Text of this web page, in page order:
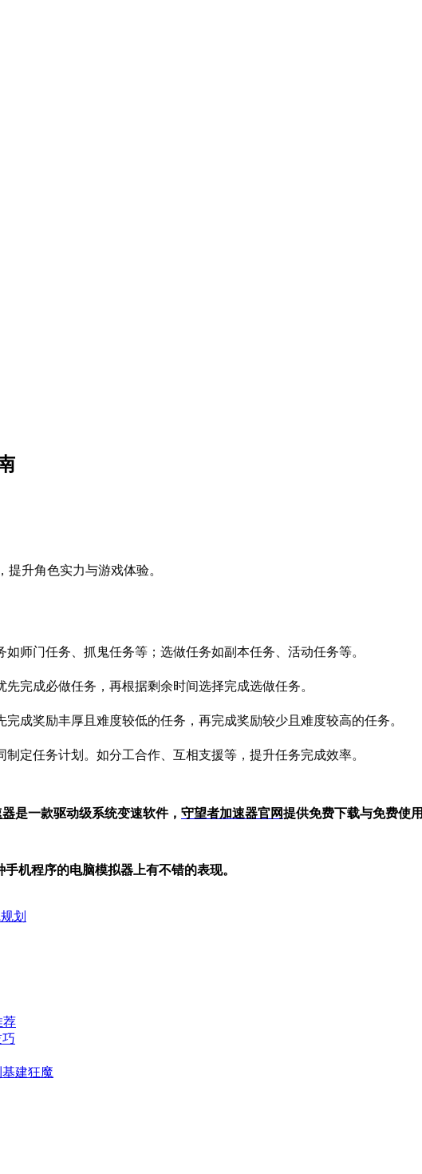
升角色实力与游戏体验。
师门任务、抓鬼任务等；选做任务如副本任务、活动任务等。
完成必做任务，再根据剩余时间选择完成选做任务。
成奖励丰厚且难度较低的任务，再完成奖励较少且难度较高的任务。
定任务计划。如分工合作、互相支援等，提升任务完成效率。
器是一款驱动级系统变速软件， 守望者加速器官网提供免费下载与免费使用
机程序的电脑模拟器上有不错的表现。
划
荐
建狂魔